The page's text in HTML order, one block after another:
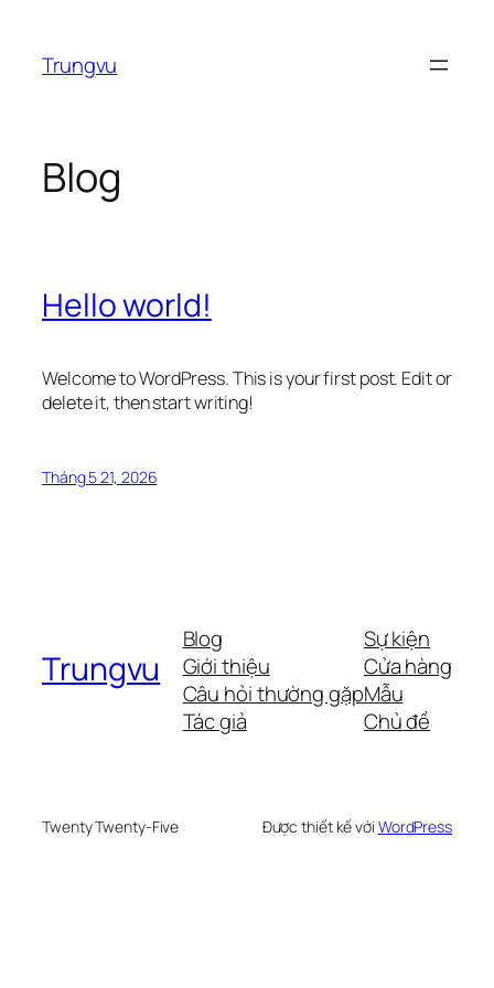
phầnTrungvu
Blog
Hello world!
Welcome to WordPress. This is your first post. Edit or
delete it, then start writing!
Tháng 5 21, 2026
Trungvu
Blog
Giới thiệu
Câu hỏi thường gặp
Tác giả
Sự kiện
Cửa hàng
Mẫu
Chủ đề
Twenty Twenty-Five Được thiết kế với WordPress